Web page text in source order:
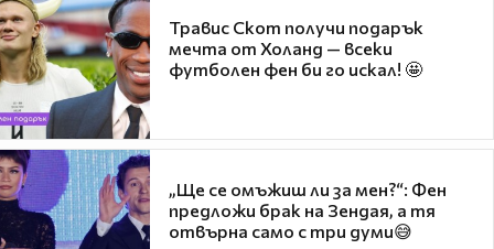
Травис Скот получи подарък
мечта от Холанд — всеки
футболен фен би го искал! 🤩
„Ще се омъжиш ли за мен?“: Фен
предложи брак на Зендая, а тя
отвърна само с три думи😅